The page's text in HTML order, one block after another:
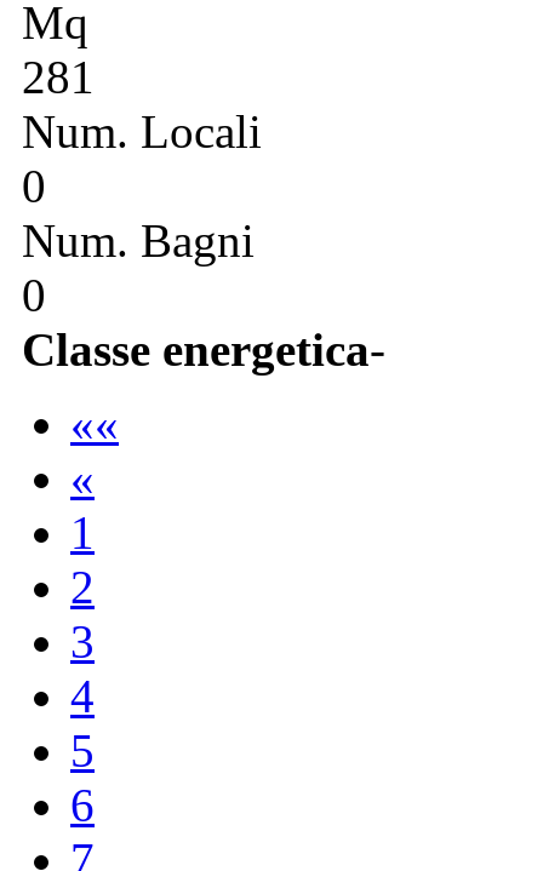
Mq
281
Num. Locali
0
Num. Bagni
0
Classe energetica-
««
«
1
2
3
4
5
6
7